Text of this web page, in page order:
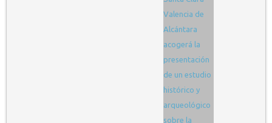
Valencia de
Alcántara
acogerá la
presentación
de un estudio
histórico y
arqueológico
sobre la